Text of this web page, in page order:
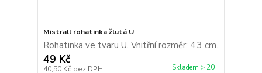
Mistrall rohatinka žlutá U
Rohatinka ve tvaru U. Vnitřní rozměr: 4,3 cm.
49 Kč
40,50 Kč bez DPH Skladem > 20